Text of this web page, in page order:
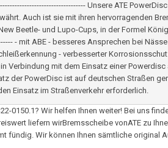
Unsere ATE
Auch ist sie mit ihren hervorragenden
Beetle- und Lupo-Cups, in der Formel
- mit ABE - besseres Ansprechen bei
- verbesserter
Verbindung mit dem Einsatz einer
der PowerDisc ist auf deutschen Straßen
Einsatz im Straßenverkehr erforderlich.
0150.1? Wir helfen Ihnen weiter! Bei uns
liefern wirBremsscheibe vonATE zu
fündig. Wir können Ihnen sämtliche original